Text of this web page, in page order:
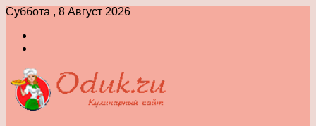
Суббота , 8 Август 2026